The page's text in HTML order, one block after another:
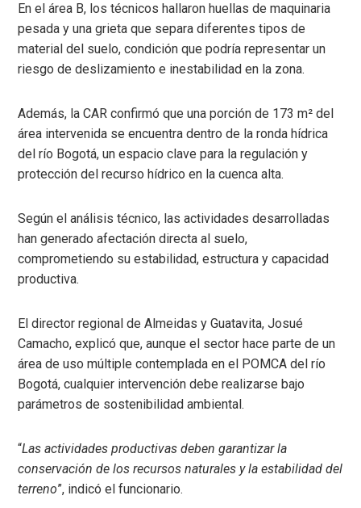
En el área B, los técnicos hallaron huellas de maquinaria
pesada y una grieta que separa diferentes tipos de
material del suelo, condición que podría representar un
riesgo de deslizamiento e inestabilidad en la zona.
Además, la CAR confirmó que una porción de 173 m² del
área intervenida se encuentra dentro de la ronda hídrica
del río Bogotá, un espacio clave para la regulación y
protección del recurso hídrico en la cuenca alta.
Según el análisis técnico, las actividades desarrolladas
han generado afectación directa al suelo,
comprometiendo su estabilidad, estructura y capacidad
productiva.
El director regional de Almeidas y Guatavita, Josué
Camacho, explicó que, aunque el sector hace parte de un
área de uso múltiple contemplada en el POMCA del río
Bogotá, cualquier intervención debe realizarse bajo
parámetros de sostenibilidad ambiental.
“Las actividades productivas deben garantizar la
conservación de los recursos naturales y la estabilidad del
terreno”, indicó el funcionario.